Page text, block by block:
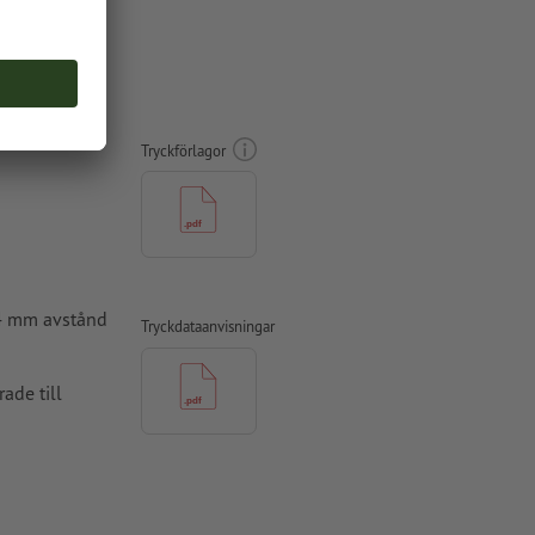
på
avstånd
till
Tryckförlagor
Tryckdataanvisningar